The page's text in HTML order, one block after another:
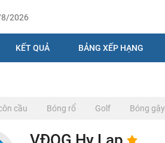
8/2026
KẾT QUẢ BẢNG XẾP HẠNG
cầu Bóng rổ Golf Bóng gậy